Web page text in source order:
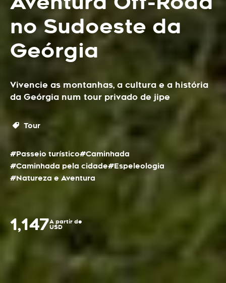
no Sudoeste da
Geórgia
Vivencie as montanhas, a cultura e a história
da Geórgia num tour privado de jipe
Tour
#Passeio turístico#Caminhada
#Caminhada pela cidade#Espeleologia
#Natureza e Aventura
1,147A partir de
USD